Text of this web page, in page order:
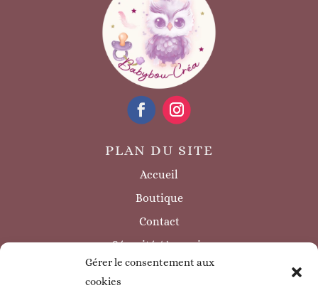
Gérer le consentement aux
cookies
PLAN DU SITE
Accueil
Boutique
Contact
Sécurité / à savoir
INFORMATIONS LÉGALES